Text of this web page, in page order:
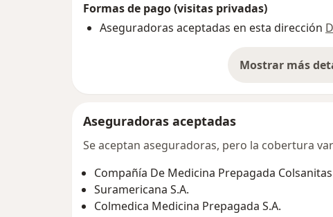
Formas de pago (visitas privadas)
Aseguradoras aceptadas en esta dirección
Mostrar mássobre
Aseguradoras aceptadas
Se aceptan aseguradoras, pero la cobertura
Compañía De Medicina Prepagada Colsanitas
Suramericana S.A.
Colmedica Medicina Prepagada S.A.